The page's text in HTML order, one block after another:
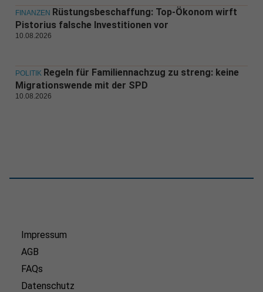
FINANZEN Rüstungsbeschaffung: Top-Ökonom wirft
Pistorius falsche Investitionen vor
10.08.2026
POLITIK Regeln für Familiennachzug zu streng: keine
Migrationswende mit der SPD
10.08.2026
Impressum
AGB
FAQs
Datenschutz